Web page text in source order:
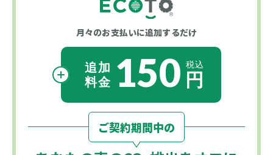
月々のお支払いに追加するだけ
150
ご契約期間中の